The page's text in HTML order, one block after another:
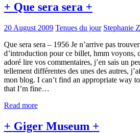
+ Que sera sera +
20 August 2009 Tenues du jour Stephanie
Que sera sera – 1956 Je n’arrive pas
d’introduction pour ce billet, hmm voyons,
adoré lire vos commentaires, j’en sais un
tellement différentes des unes des autres,
mon blog. I can’t find an appropriate way
that I’m fine…
Read more
+ Giger Museum +